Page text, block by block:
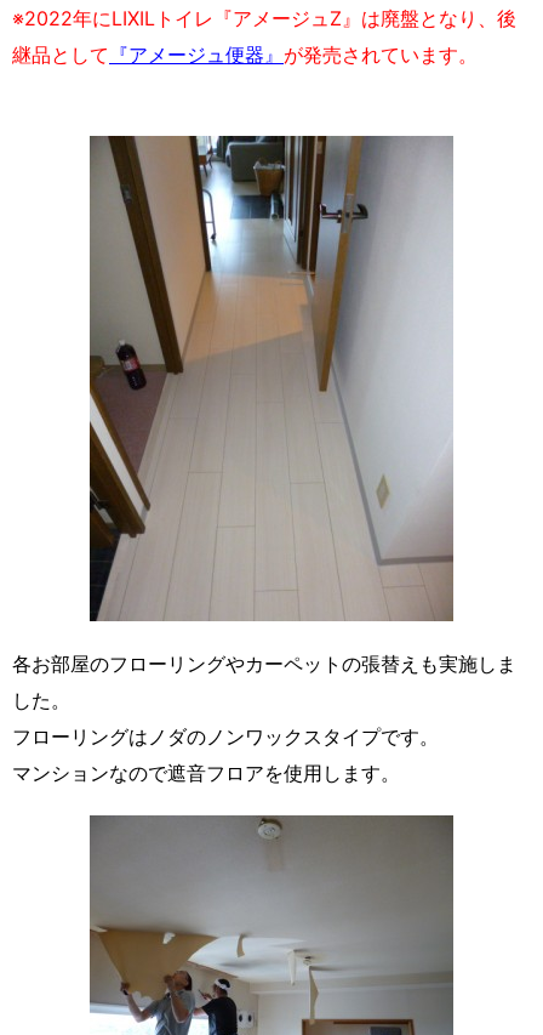
※2022年にLIXILトイレ『アメージュZ』は廃盤となり、後
継品として 『アメージュ便器』 が発売されています。
各お部屋のフローリングやカーペットの張替えも実施しま
した。
フローリングはノダのノンワックスタイプです。
マンションなので遮音フロアを使用します。